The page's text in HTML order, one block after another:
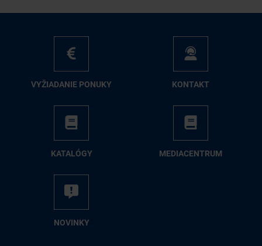
VY­ŽIA­DA­NIE PO­NU­KY KON­TAKT
KA­TA­LÓ­GY ME­DIA­CEN­TRUM
NO­VIN­KY